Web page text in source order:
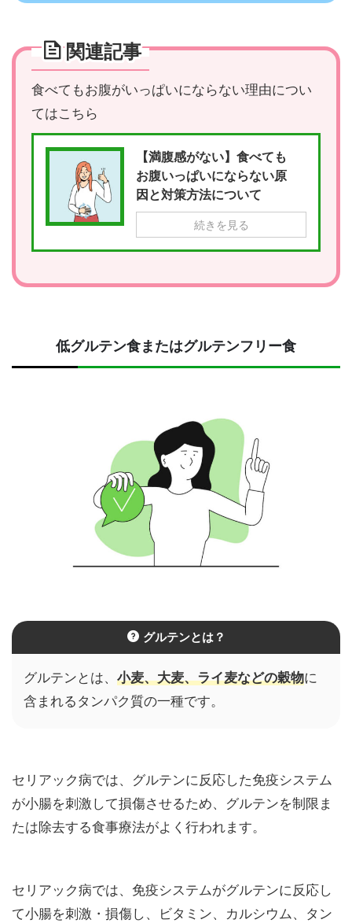
関連記事
食べてもお腹がいっぱいにならない理由につい
てはこちら
【満腹感がない】食べても
お腹いっぱいにならない原
因と対策方法について
続きを見る
低グルテン食またはグルテンフリー食
グルテンとは？
グルテンとは、 小麦、大麦、ライ麦などの穀物に
含まれる タンパク質の一種です。
セリアック病では、グルテンに反応した免疫システム
が小腸を刺激して損傷させるため、グルテンを制限ま
たは除去する食事療法がよく行われます。
セリアック病では、免疫システムがグルテンに反応し
て小腸を刺激・損傷し、ビタミン、カルシウム、タン